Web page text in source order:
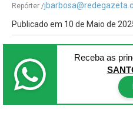
Repórter /
Publicado em 10 de Maio de
Receba as